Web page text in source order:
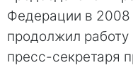
Федерации в 2008
продолжил
пресс-секретаря